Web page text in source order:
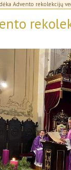
Advento rekolekcijų